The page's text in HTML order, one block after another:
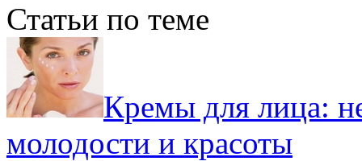
Статьи по теме
Кремы для лица:
молодости и красоты